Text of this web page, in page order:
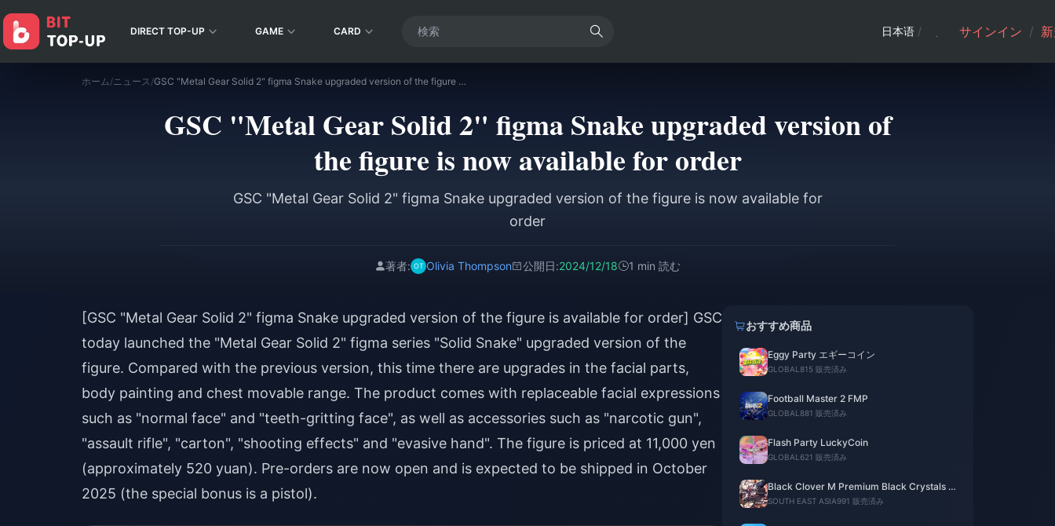
DIRECT TOP-UP GAME CARD 日本语 / サインイン /
ホーム/ニュース / GSC "Metal Gear Solid 2" figma Snake upgraded version of the figure is now available for order
GSC "Metal Gear Solid 2" figma Snake upgraded version of
the figure is now available for order
GSC "Metal Gear Solid 2" figma Snake upgraded version of the figure is now available for
order
著者: Olivia Thompson 公開日:2024/12/18 1 min 読む
[GSC "Metal Gear Solid 2" figma Snake upgraded version of the figure is available for order] GSC
today launched the "Metal Gear Solid 2" figma series "Solid Snake" upgraded version of the
figure. Compared with the previous version, this time there are upgrades in the facial parts,
body painting and chest movable range. The product comes with replaceable facial expressions
such as "normal face" and "teeth-gritting face", as well as accessories such as "narcotic gun",
"assault rifle", "carton", "shooting effects" and "evasive hand". The figure is priced at 11,000 yen
(approximately 520 yuan). Pre-orders are now open and is expected to be shipped in October
2025 (the special bonus is a pistol).
おすすめ商品
Eggy Party エギーコイン
GLOBAL 815 販売済み
Football Master 2 FMP
GLOBAL 881 販売済み
Flash Party LuckyCoin
GLOBAL 621 販売済み
Black Clover M Premium Black Crystals -
ASIA
SOUTH EAST ASIA991 販売済み